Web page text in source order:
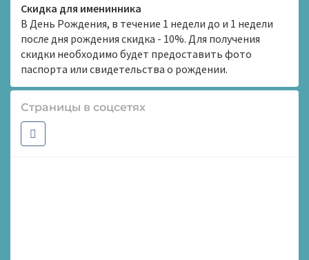
Скидка для именинника
В День Рождения, в течение 1 недели до и 1 недели
после дня рождения скидка - 10%. Для получения
скидки необходимо будет предоставить фото
паспорта или свидетельства о рождении.
Страницы в соцсетях